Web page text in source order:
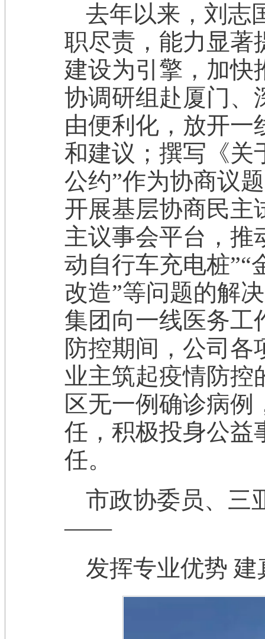
去年以来，刘志
职尽责，能力显著
建设为引擎，加快
协调研组赴厦门、
由便利化，放开一
和建议；撰写《关
公约”作为协商议
开展基层协商民主
主议事会平台，推
动自行车充电桩”“
改造”等问题的解
集团向一线医务工
防控期间，公司各
业主筑起疫情防控
区无一例确诊病
任，积极投身公益
任。
市政协委员、三
——
发挥专业优势